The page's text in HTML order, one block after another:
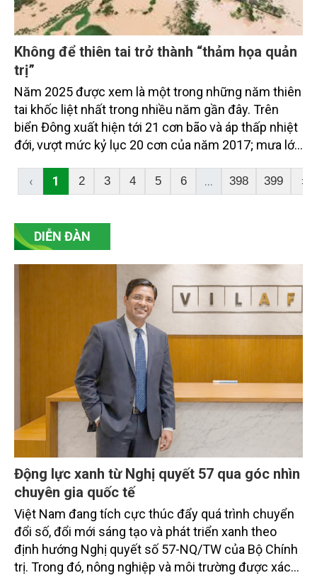
Không để thiên tai trở thành “thảm họa quản
trị”
Năm 2025 được xem là một trong những năm thiên
tai khốc liệt nhất trong nhiều năm gần đây. Trên
biển Đông xuất hiện tới 21 cơn bão và áp thấp nhiệt
đới, vượt mức kỷ lục 20 cơn của năm 2017; mưa lớn
vực, gây lũ lụt nghiêm trọng, xuất hiện lũ vượt mức
lịch sử trên 18 tuyến sông ở Bắc Bộ và Trung Bộ. Hệ
tuyến đê sông Cầu, sông Thương đã phải tổ chức
chống tràn gần như toàn tuyến.
‹ 1 2 3 4 5 6 ... 398 399 ›
DIỄN ĐÀN
Động lực xanh từ Nghị quyết 57 qua góc nhìn
chuyên gia quốc tế
Việt Nam đang tích cực thúc đẩy quá trình chuyển
đổi số, đổi mới sáng tạo và phát triển xanh theo
định hướng Nghị quyết số 57-NQ/TW của Bộ Chính
trị. Trong đó, nông nghiệp và môi trường được xác